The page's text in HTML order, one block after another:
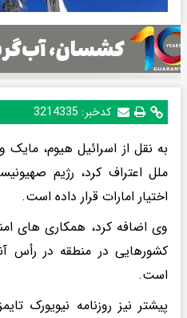
کدخبر: 3214335
به نقل از اسرائیل هیوم، مایک
ملل اعتراف کرد، رژیم
اختیار امارات قرار داده است.
وی اضافه کرد، همکاری های
کشورهایی در منطقه در رأس
است.
پیشتر نیز روزنامه نیویورک